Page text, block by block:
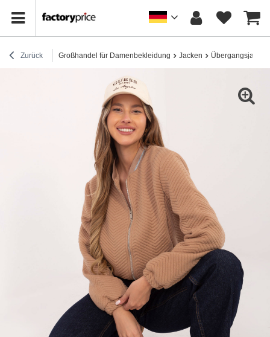
Zurück Großhandel für Damenbekleidung Jacken Übergangsjacken